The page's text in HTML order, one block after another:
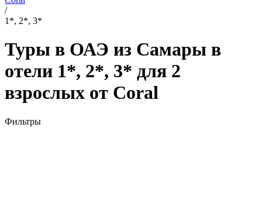
/
1*, 2*, 3*
Туры в ОАЭ из Самары в
отели 1*, 2*, 3* для 2
взрослых от Coral
Фильтры